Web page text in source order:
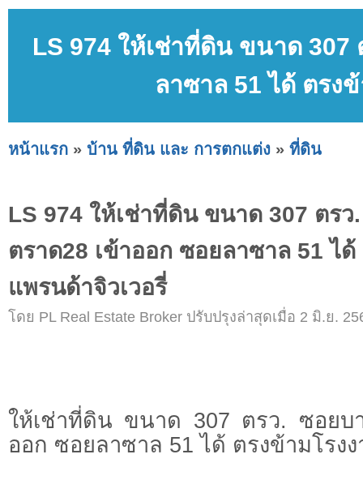
LS 974 ให้เช่าที่ดิน ขนาด 307
ลาซาล 51 ได้ ตรง
หน้าแรก » บ้าน ที่ดิน และ การตกแต่ง » ที่ดิน
LS 974 ให้เช่าที่ดิน ขนาด 307 ตร
ตราด28 เข้าออก ซอยลาซาล 51 ได้
แพรนด้าจิวเวอรี่
โดย PL Real Estate Broker ปรับปรุงล่าสุดเมื่อ 2 มิ.ย.
ให้เช่าที่ดิน ขนาด 307 ตรว. ซอยบ
ออก ซอยลาซาล 51 ได้ ตรงข้ามโรง